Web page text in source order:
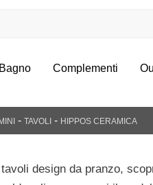
Bagno Complementi
- TAVOLI - HIPPOS CERAMICA
design da pranzo,